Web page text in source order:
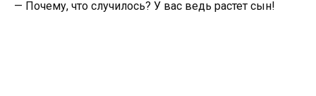
— Почему, что случилось? У вас ведь растет сын!